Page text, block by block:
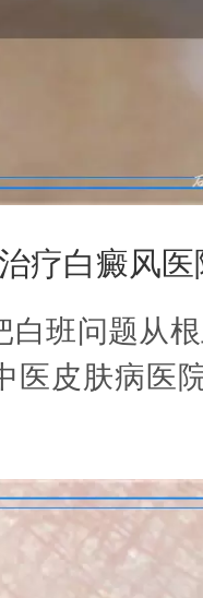
疗白癜风
白班问题从
医皮肤病医